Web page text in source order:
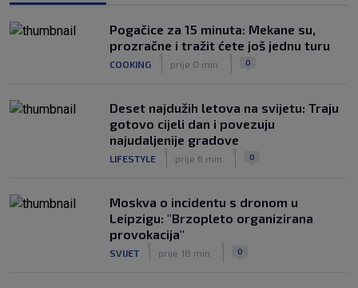
Veliko priznanje za hrvatskog
stručnjaka: Jurica Žuža novi je pomoćni
trener Barcelone
|
prije 2 h
Pogačice za 15 minuta: Mekane su,
prozračne i tražit ćete još jednu turu
COOKING prije 0 min. 0
Deset najdužih letova na svijetu: Traju
gotovo cijeli dan i povezuju
najudaljenije gradove
LIFESTYLE prije 6 min. 0
Moskva o incidentu s dronom u
Leipzigu: "Brzopleto organizirana
provokacija"
SVIJET prije 18 min. 0